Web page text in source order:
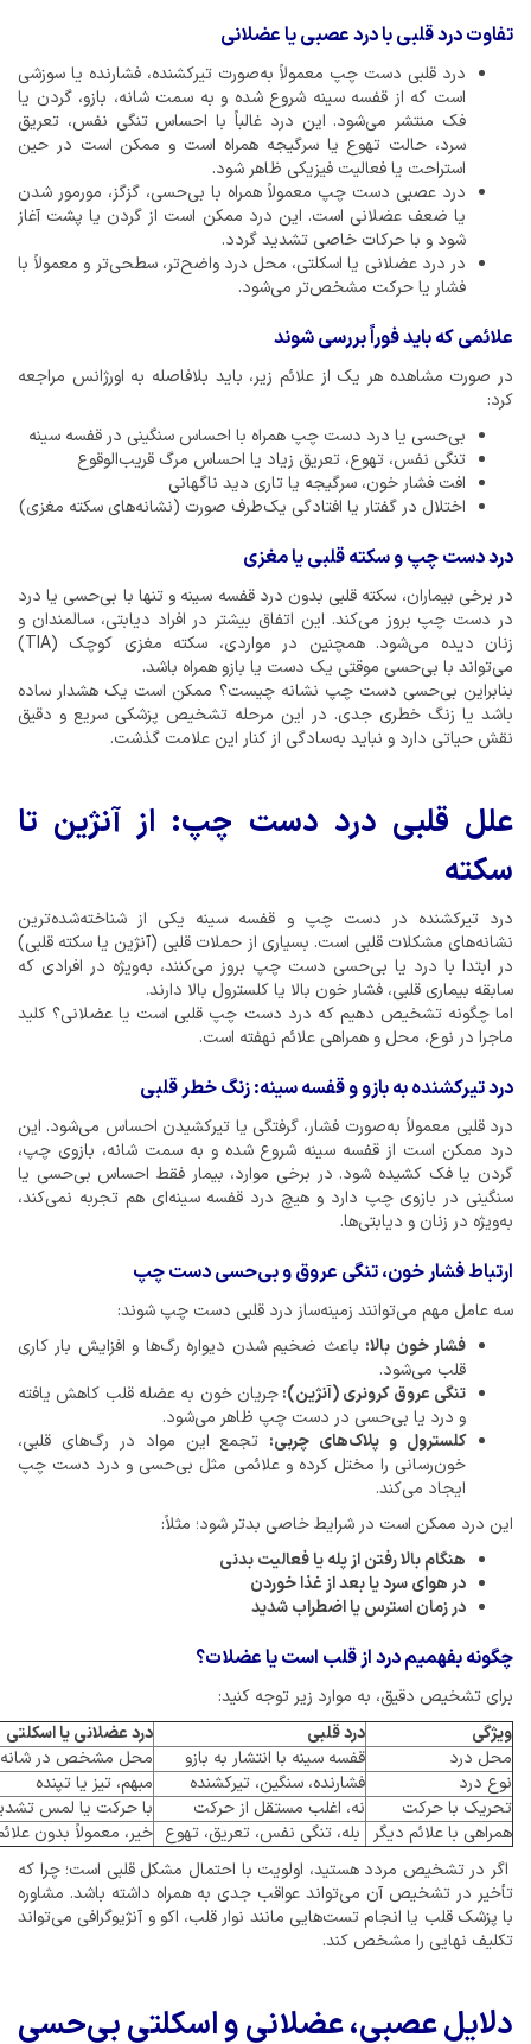
تفاوت درد قلبی با درد عصبی یا عضلانی
درد قلبی دست چپ معمولاً به‌صورت تیرکشنده، فشارنده یا سوزشی
است که از قفسه سینه شروع شده و به سمت شانه، بازو، گردن یا
فک منتشر می‌شود. این درد غالباً با احساس تنگی نفس، تعریق
سرد، حالت تهوع یا سرگیجه همراه است و ممکن است در حین
استراحت یا فعالیت فیزیکی ظاهر شود.
درد عصبی دست چپ معمولاً همراه با بی‌حسی، گزگز، مورمور شدن
یا ضعف عضلانی است. این درد ممکن است از گردن یا پشت آغاز
شود و با حرکات خاصی تشدید گردد.
در درد عضلانی یا اسکلتی، محل درد واضح‌تر، سطحی‌تر و معمولاً با
فشار یا حرکت مشخص‌تر می‌شود.
علائمی که باید فوراً بررسی شوند
در صورت مشاهده هر یک از علائم زیر، باید بلافاصله به اورژانس مراجعه
کرد:
بی‌حسی یا درد دست چپ همراه با احساس سنگینی در قفسه سینه
تنگی نفس، تهوع، تعریق زیاد یا احساس مرگ قریب‌الوقوع
افت فشار خون، سرگیجه یا تاری دید ناگهانی
اختلال در گفتار یا افتادگی یک‌طرف صورت (نشانه‌های سکته مغزی)
درد دست چپ و سکته قلبی یا مغزی
در برخی بیماران، سکته قلبی بدون درد قفسه سینه و تنها با بی‌حسی یا درد
در دست چپ بروز می‌کند. این اتفاق بیشتر در افراد دیابتی، سالمندان و
زنان دیده می‌شود. همچنین در مواردی، سکته مغزی کوچک (TIA)
می‌تواند با بی‌حسی موقتی یک دست یا بازو همراه باشد.
بنابراین بی‌حسی دست چپ نشانه چیست؟ ممکن است یک هشدار ساده
باشد یا زنگ خطری جدی. در این مرحله تشخیص پزشکی سریع و دقیق
نقش حیاتی دارد و نباید به‌سادگی از کنار این علامت گذشت.
علل قلبی درد دست چپ: از آنژین تا
سکته
درد تیرکشنده در دست چپ و قفسه سینه یکی از شناخته‌شده‌ترین
نشانه‌های مشکلات قلبی است. بسیاری از حملات قلبی (آنژین یا سکته قلبی)
در ابتدا با درد یا بی‌حسی دست چپ بروز می‌کنند، به‌ویژه در افرادی که
سابقه بیماری قلبی، فشار خون بالا یا کلسترول بالا دارند.
اما چگونه تشخیص دهیم که درد دست چپ قلبی است یا عضلانی؟ کلید
ماجرا در نوع، محل و همراهی علائم نهفته است.
درد تیرکشنده به بازو و قفسه سینه: زنگ خطر قلبی
درد قلبی معمولاً به‌صورت فشار، گرفتگی یا تیرکشیدن احساس می‌شود. این
درد ممکن است از قفسه سینه شروع شده و به سمت شانه، بازوی چپ،
گردن یا فک کشیده شود. در برخی موارد، بیمار فقط احساس بی‌حسی یا
سنگینی در بازوی چپ دارد و هیچ درد قفسه سینه‌ای هم تجربه نمی‌کند،
به‌ویژه در زنان و دیابتی‌ها.
ارتباط فشار خون، تنگی عروق و بی‌حسی دست چپ
سه عامل مهم می‌توانند زمینه‌ساز درد قلبی دست چپ شوند:
فشار خون بالا: باعث ضخیم شدن دیواره رگ‌ها و افزایش بار کاری
قلب می‌شود.
تنگی عروق کرونری (آنژین):جریان خون به عضله قلب کاهش یافته
و درد یا بی‌حسی در دست چپ ظاهر می‌شود.
کلسترول و پلاک‌های چربی: تجمع این مواد در رگ‌های قلبی،
خون‌رسانی را مختل کرده و علائمی مثل بی‌حسی و درد دست چپ
ایجاد می‌کند.
این درد ممکن است در شرایط خاصی بدتر شود؛ مثلاً:
هنگام بالا رفتن از پله یا فعالیت بدنی
در هوای سرد یا بعد از غذا خوردن
در زمان استرس یا اضطراب شدید
چگونه بفهمیم درد از قلب است یا عضلات؟
برای تشخیص دقیق، به موارد زیر توجه کنید:
ویژگی
درد قلبی
درد عضلانی یا اسکلتی
محل درد
قفسه سینه با انتشار به بازو
محل مشخص در شانه
نوع درد
فشارنده، سنگین، تیرکشنده
مبهم، تیز یا تپنده
تحریک با حرکت
نه، اغلب مستقل از حرکت
با حرکت یا لمس
همراهی با علائم دیگر بله، تنگی نفس، تعریق، تهوع خیر، معمولاً بدون
اگر در تشخیص مردد هستید، اولویت با احتمال مشکل قلبی است؛ چرا که
تأخیر در تشخیص آن می‌تواند عواقب جدی به همراه داشته باشد. مشاوره
با پزشک قلب یا انجام تست‌هایی مانند نوار قلب، اکو و آنژیوگرافی می‌تواند
تکلیف نهایی را مشخص کند.
دلایل عصبی، عضلانی و اسکلتی بی‌حسی